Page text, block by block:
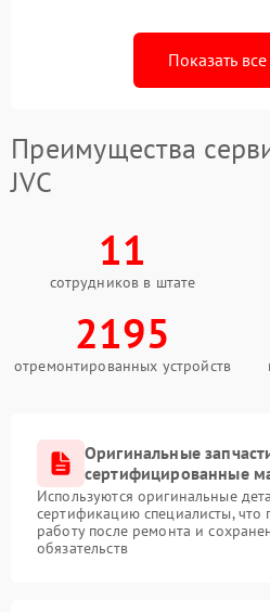
Показать все
Преимущества
JVC
11
сотрудников в штате
2195
отремонтированных устройств
Оригинальные
сертифицированные
Используются оригинальные
сертификацию специалисты, что
работу после ремонта и
обязательств